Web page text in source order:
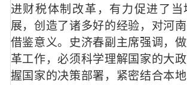
进财税体制改革，有力促进了当
展，创造了诸多好的经验，对河
借鉴意义。史济春副主席强调，
革工作，必须科学理解国家的大
握国家的决策部署，紧密结合本